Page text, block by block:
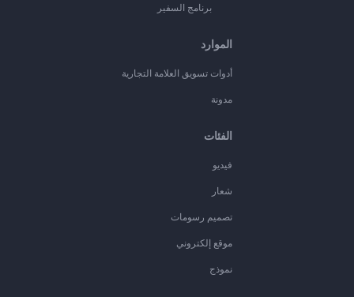
برنامج السفير
الموارد
أدوات تسويق العلامة التجارية
مدونة
الفئات
فيديو
شعار
تصميم رسومات
موقع إلكتروني
نموذج